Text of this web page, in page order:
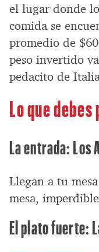
el lugar donde
comida se
promedio de
peso invertido
pedacito de
Lo que
La entrada: Los
Llegan a tu
mesa,
El plato fuerte: